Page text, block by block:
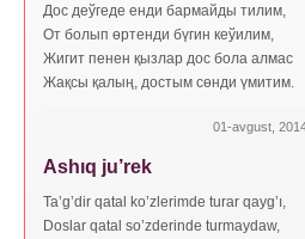
Дос деўгеде енди бармайды тилим,
От болып өртенди бүгин кеўилим,
Жигит пенен қызлар дос бола алмас
Жақсы қалың, достым сөнди үмитим.
01-avgust,
Ashıq ju’rek
Ta’g’dir qatal ko’zlerimde turar qayg’ı,
Doslar qatal so’zderinde turmaydaw,